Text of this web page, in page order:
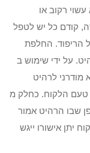
רקוב או
קודם כל יש לטפל
הריפוד. החלפת
על ידי שימוש ב
מודרני לרהיט
טעם הלקוח. כחלק מ
שבו הרהיט אמור
יתן אישורו ייגש